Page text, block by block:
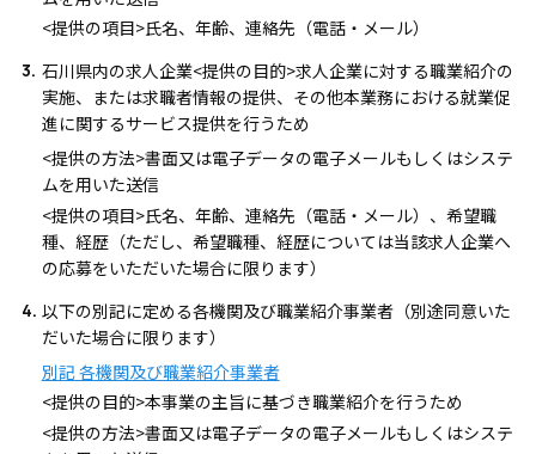
<提供の項目>氏名、年齢、連絡先（電話・メール）
石川県内の求人企業<提供の目的>求人企業に対する職業紹介の
実施、または求職者情報の提供、その他本業務における就業促
進に関するサービス提供を行うため
<提供の方法>書面又は電子データの電子メールもしくはシステ
ムを用いた送信
<提供の項目>氏名、年齢、連絡先（電話・メール）、希望職
種、経歴（ただし、希望職種、経歴については当該求人企業へ
の応募をいただいた場合に限ります）
以下の別記に定める各機関及び職業紹介事業者（別途同意いた
だいた場合に限ります）
別記 各機関及び職業紹介事業者
<提供の目的>本事業の主旨に基づき職業紹介を行うため
<提供の方法>書面又は電子データの電子メールもしくはシステ